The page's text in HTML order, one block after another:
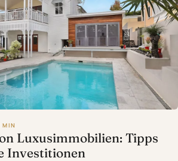
MIN
Luxusimmobilien: Tipps
Investitionen